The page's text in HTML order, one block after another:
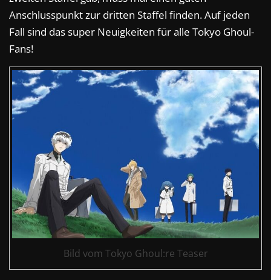
Anschlusspunkt zur dritten Staffel finden. Auf jeden
Fall sind das super Neuigkeiten für alle Tokyo Ghoul-
Fans!
Bild vom Tokyo Ghoul:re Teaser